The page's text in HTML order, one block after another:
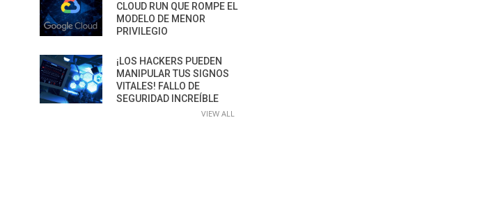
CLOUD RUN QUE ROMPE EL
MODELO DE MENOR
PRIVILEGIO
¡LOS HACKERS PUEDEN
MANIPULAR TUS SIGNOS
VITALES! FALLO DE
SEGURIDAD INCREÍBLE
VIEW ALL